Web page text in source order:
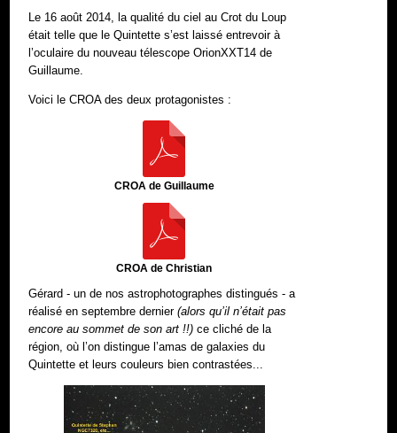
Le 16 août 2014, la qualité du ciel au Crot du Loup
était telle que le Quintette s’est laissé entrevoir à
l’oculaire du nouveau télescope OrionXXT14 de
Guillaume.
Voici le CROA des deux protagonistes :
CROA de Guillaume
CROA de Christian
Gérard - un de nos astrophotographes distingués - a
réalisé en septembre dernier(alors qu’il n’était pas
encore au sommet de son art !!) ce cliché de la
région, où l’on distingue l’amas de galaxies du
Quintette et leurs couleurs bien contrastées...